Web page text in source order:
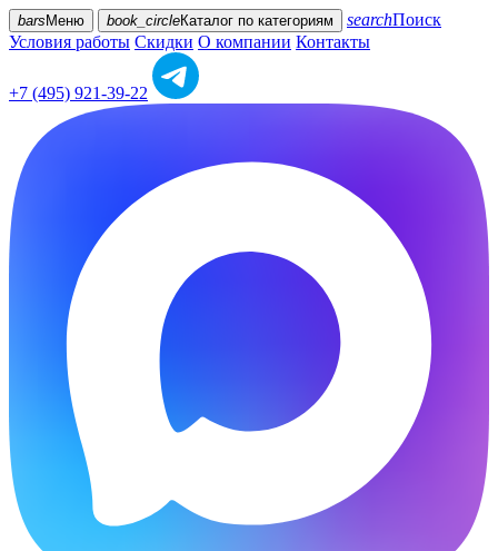
bars Меню book_circleКаталог по категориям searchПоиск
Условия работы Скидки О компании Контакты
+7 (495) 921-39-22